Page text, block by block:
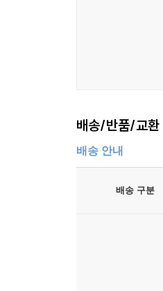
배송/반품/교환
배송 안내
배송 구분